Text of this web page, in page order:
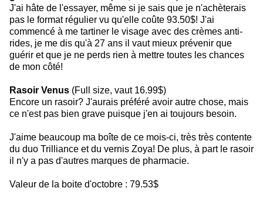
J'ai hâte de l'essayer, même si je sais que je n'achèterais
pas le format régulier vu qu'elle coûte 93.50$! J'ai
commencé à me tartiner le visage avec des crèmes anti-
rides, je me dis qu'à 27 ans il vaut mieux prévenir que
guérir et que je ne perds rien à mettre toutes les chances
de mon côté!
Rasoir Venus (Full size, vaut 16.99$)
Encore un rasoir? J'aurais préféré avoir autre chose, mais
ce n'est pas bien grave puisque j'en ai toujours besoin.
J'aime beaucoup ma boîte de ce mois-ci, très très contente
du duo Trilliance et du vernis Zoya! De plus, à part le rasoir
il n'y a pas d'autres marques de pharmacie.
Valeur de la boite d'octobre : 79.53$